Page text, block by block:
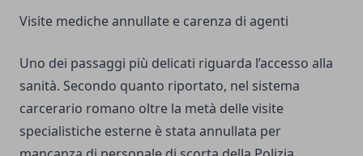
Visite mediche annullate e carenza di agenti
Uno dei passaggi più delicati riguarda l’accesso alla
sanità. Secondo quanto riportato, nel sistema
carcerario romano oltre la metà delle visite
specialistiche esterne è stata annullata per